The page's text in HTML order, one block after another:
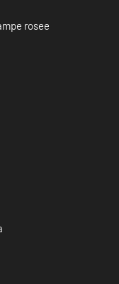
rosee